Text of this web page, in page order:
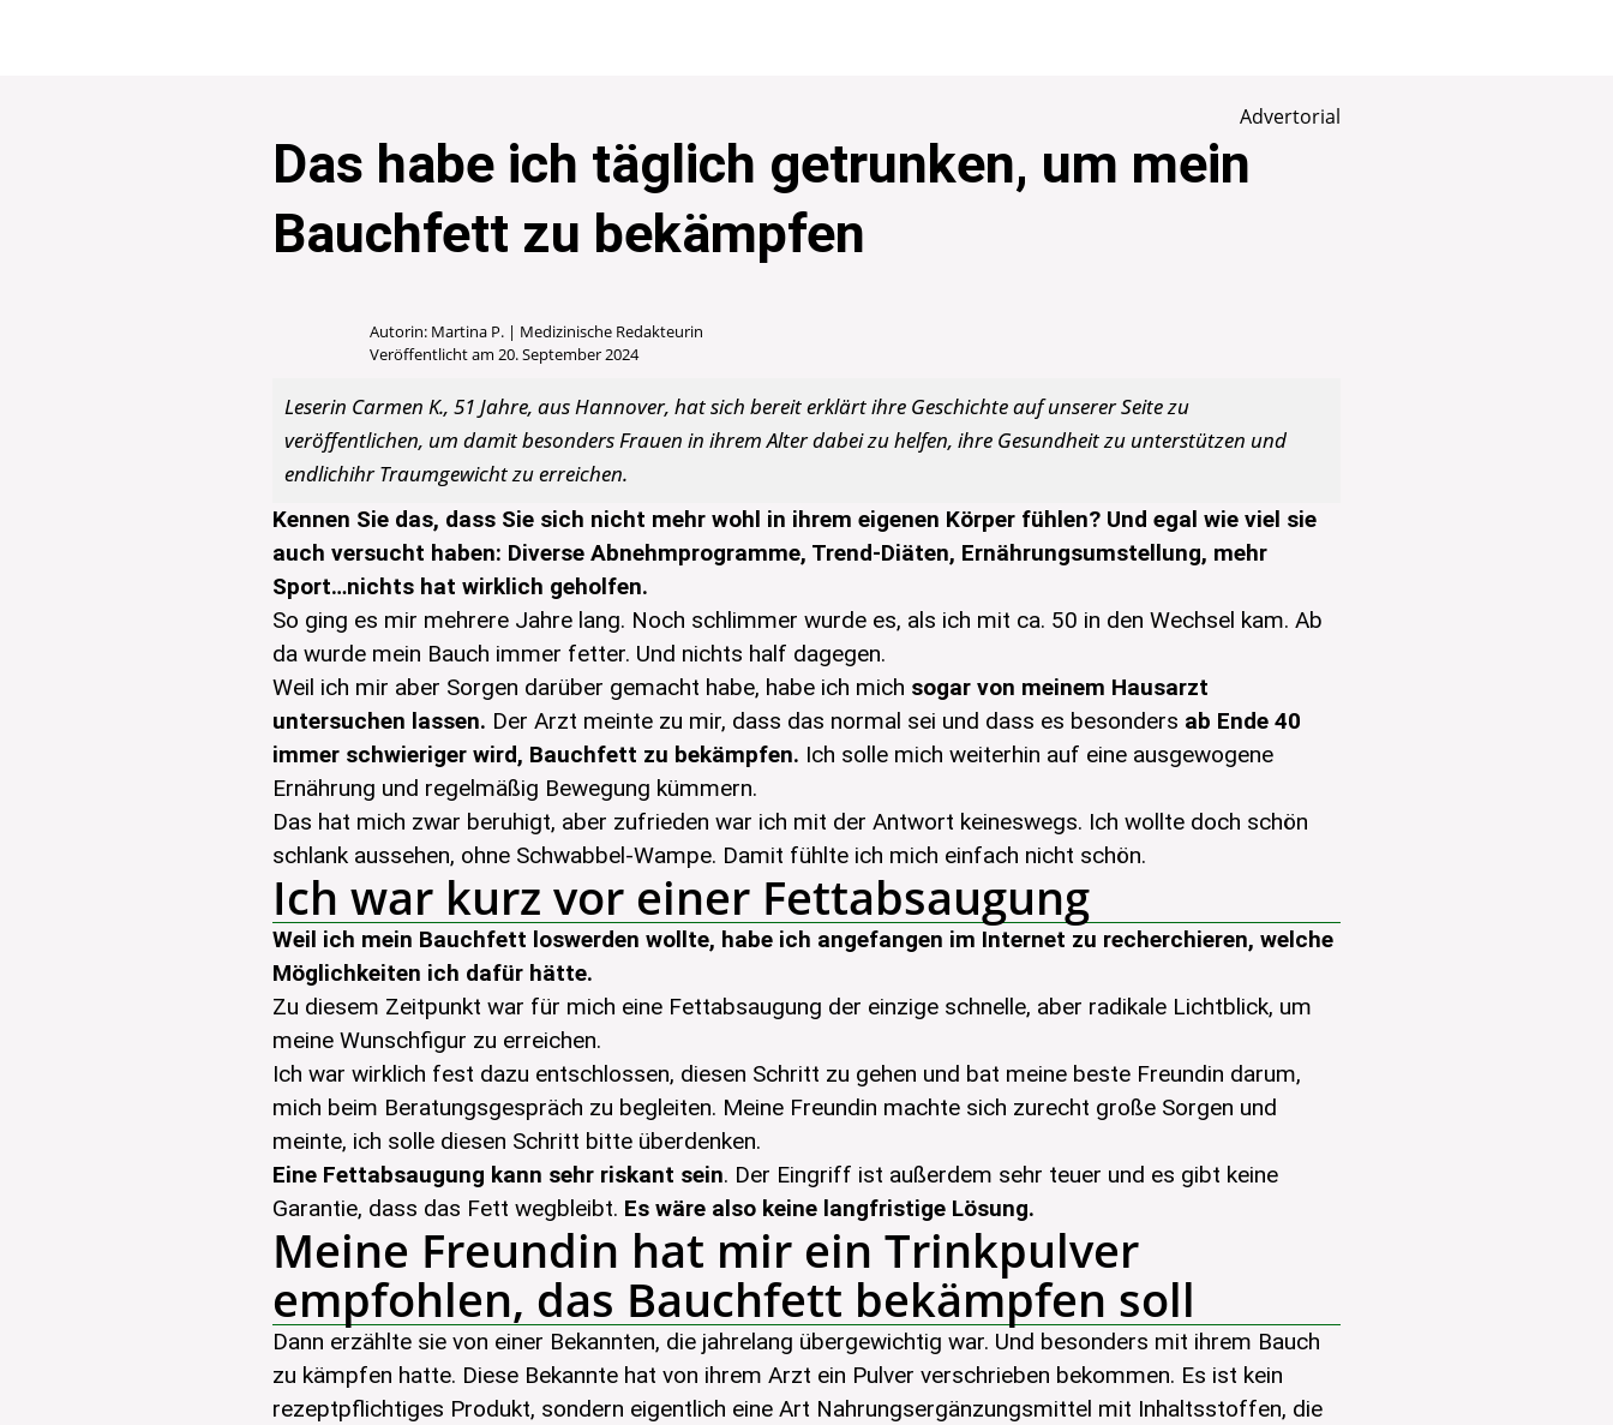
Advertorial
Das habe ich täglich getrunken, um mein
Bauchfett zu bekämpfen
Autorin: Martina P. | Medizinische Redakteurin
Veröffentlicht am 20. September 2024
Leserin Carmen K., 51 Jahre, aus Hannover, hat sich bereit erklärt ihre Geschichte auf unserer Seite zu
veröffentlichen, um damit besonders Frauen in ihrem Alter dabei zu helfen, ihre Gesundheit zu unterstützen und
endlichihr Traumgewicht zu erreichen.
Kennen Sie das, dass Sie sich nicht mehr wohl in ihrem eigenen Körper fühlen? Und egal wie viel sie
auch versucht haben: Diverse Abnehmprogramme, Trend-Diäten, Ernährungsumstellung, mehr
Sport…nichts hat wirklich geholfen.
So ging es mir mehrere Jahre lang. Noch schlimmer wurde es, als ich mit ca. 50 in den Wechsel kam. Ab
da wurde mein Bauch immer fetter. Und nichts half dagegen.
Weil ich mir aber Sorgen darüber gemacht habe, habe ich mich sogar von meinem Hausarzt
untersuchen lassen. Der Arzt meinte zu mir, dass das normal sei und dass es besonders ab Ende 40
immer schwieriger wird, Bauchfett zu bekämpfen. Ich solle mich weiterhin auf eine ausgewogene
Ernährung und regelmäßig Bewegung kümmern.
Das hat mich zwar beruhigt, aber zufrieden war ich mit der Antwort keineswegs. Ich wollte doch schön
schlank aussehen, ohne Schwabbel-Wampe. Damit fühlte ich mich einfach nicht schön.
Ich war kurz vor einer Fettabsaugung
Weil ich mein Bauchfett loswerden wollte, habe ich angefangen im Internet zu recherchieren, welche
Möglichkeiten ich dafür hätte.
Zu diesem Zeitpunkt war für mich eine Fettabsaugung der einzige schnelle, aber radikale Lichtblick, um
meine Wunschfigur zu erreichen.
Ich war wirklich fest dazu entschlossen, diesen Schritt zu gehen und bat meine beste Freundin darum,
mich beim Beratungsgespräch zu begleiten. Meine Freundin machte sich zurecht große Sorgen und
meinte, ich solle diesen Schritt bitte überdenken.
Eine Fettabsaugung kann sehr riskant sein. Der Eingriff ist außerdem sehr teuer und es gibt keine
Garantie, dass das Fett wegbleibt. Es wäre also keine langfristige Lösung.
Meine Freundin hat mir ein Trinkpulver
empfohlen, das Bauchfett bekämpfen soll
Dann erzählte sie von einer Bekannten, die jahrelang übergewichtig war. Und besonders mit ihrem Bauch
zu kämpfen hatte. Diese Bekannte hat von ihrem Arzt ein Pulver verschrieben bekommen. Es ist kein
rezeptpflichtiges Produkt, sondern eigentlich eine Art Nahrungsergänzungsmittel mit Inhaltsstoffen, die